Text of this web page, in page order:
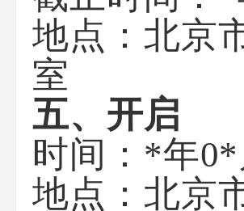
地点：北京
室
五、开启
时间：*年
地点：北京